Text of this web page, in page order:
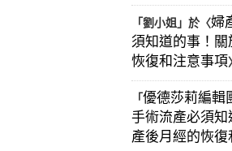
「劉小姐 」於〈婦
須知道的事！
恢復和注意事項
「優德莎莉編輯
手術流產必須
產後月經的恢